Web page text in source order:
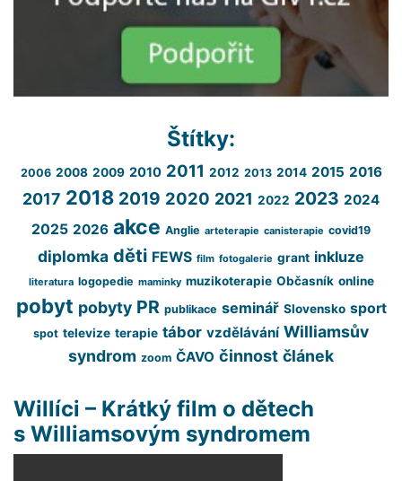
Štítky:
2006 2008 2009 2010 2011 2012 2013 2014 2015 2016
2017 2018 2019 2020 2021 2022 2023 2024
2025 2026 akce Anglie arteterapie canisterapie covid19
diplomka děti FEWS film fotogalerie grant inkluze
literatura logopedie maminky muzikoterapie Občasník online
pobyt pobyty PR publikace seminář Slovensko sport
spot televize terapie tábor vzdělávání Williamsův
syndrom zoom ČAVO činnost článek
Willíci – Krátký film o dětech
s Williamsovým syndromem